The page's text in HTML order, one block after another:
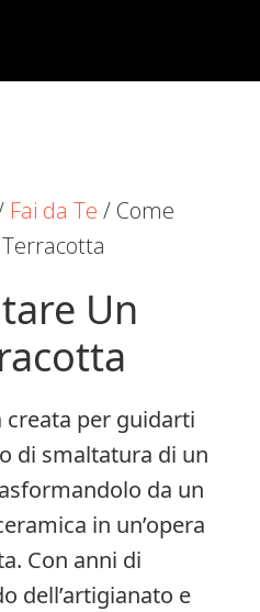
Fai da Te / Come
Un
creata per guidarti
di smaltatura di un
da un
in un’opera
Con anni di
dell’artigianato e